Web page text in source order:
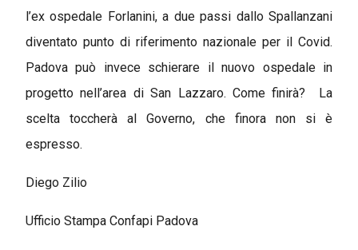
l’ex ospedale Forlanini, a due passi dallo Spallanzani
diventato punto di riferimento nazionale per il Covid.
Padova può invece schierare il nuovo ospedale in
progetto nell’area di San Lazzaro. Come finirà? La
scelta toccherà al Governo, che finora non si è
espresso.
Diego Zilio
Ufficio Stampa Confapi Padova